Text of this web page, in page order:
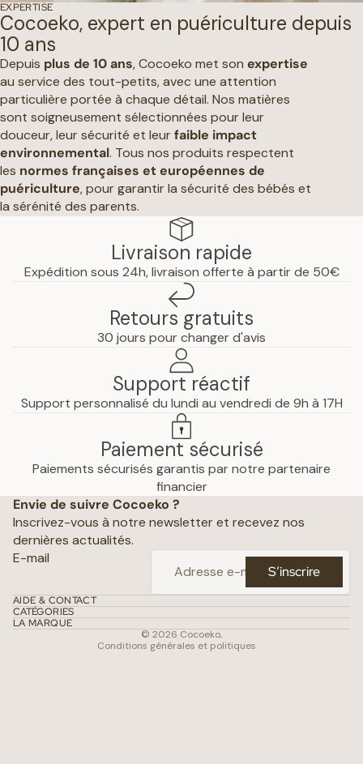
EXPERTISE
Cocoeko, expert en puériculture depuis
10 ans
Depuis plus de 10 ans, Cocoeko met son expertise
au service des tout-petits, avec une attention
particulière portée à chaque détail. Nos matières
sont soigneusement sélectionnées pour leur
douceur, leur sécurité et leurfaible impact
environnemental. Tous nos produits respectent
les normes françaises et européennes de
puériculture, pour garantir la sécurité des bébés et
la sérénité des parents.
Livraison rapide
Expédition sous 24h, livraison offerte à partir de 50€
Retours gratuits
30 jours pour changer d'avis
Support réactif
Support personnalisé du lundi au vendredi de 9h à 17H
Paiement sécurisé
Paiements sécurisés garantis par notre partenaire
financier
Envie de suivre Cocoeko ?
Inscrivez-vous à notre newsletter et recevez nos
dernières actualités.
E-mail
S’inscrire
AIDE & CONTACT
CATÉGORIES
LA MARQUE
© 2026 Cocoeko,
Conditions générales et politiques
Mentions légales
Conditions générales de vente
Coordonnées
Conditions d’utilisation